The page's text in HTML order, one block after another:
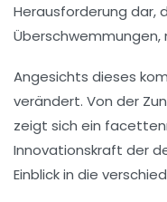
Herausforderung dar,
Angesichts dieses
verändert. Von der
zeigt sich ein
Innovationskraft der
Einblick in die